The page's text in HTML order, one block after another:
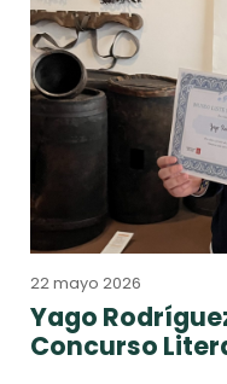
22 mayo 2026
Yago
Concurso